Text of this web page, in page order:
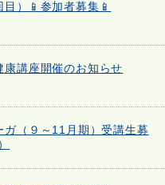
）📱参加者募集📱
講座開催のお知らせ
（９～11月期）受講生募